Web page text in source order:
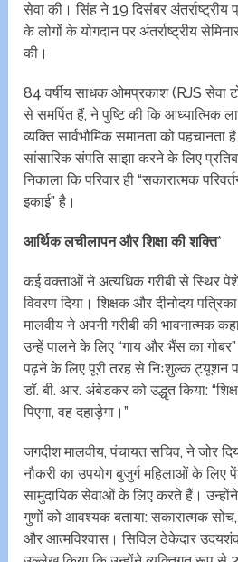
सेवा की। सिंह ने 19 दिसंबर अंतर्राष्ट्रीय
के लोगों के योगदान पर अंतर्राष्ट्रीय
की।
84 वर्षीय साधक ओमप्रकाश (RJS सेवा
से समर्पित हैं, ने पुष्टि की कि आध्यात्मिक
व्यक्ति सार्वभौमिक समानता को
सांसारिक संपति साझा करने के लिए
निकाला कि परिवार ही “सकारात्मक
इकाई” है।
आर्थिक लचीलापन और शिक्षा की शक्ति*
कई वक्ताओं ने अत्यधिक गरीबी से स्थिर
विवरण दिया। शिक्षक और दीनोदय
मालवीय ने अपनी गरीबी की भावनात्मक
उन्हें पालने के लिए “गाय और भैंस का
पढ़ने के लिए पूरी तरह से निःशुल्क ट्यूशन
डॉ. बी. आर. अंबेडकर को उद्धृत किया:
पिएगा, वह दहाड़ेगा।”
जगदीश मालवीय, पंचायत सचिव, ने जोर
नौकरी का उपयोग बुजुर्ग महिलाओं के
सामुदायिक सेवाओं के लिए करते हैं।
गुणों को आवश्यक बताया: सकारात्मक
और आत्मविश्वास। सिविल ठेकेदार